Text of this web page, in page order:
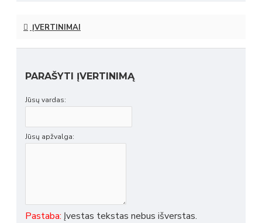
ĮVERTINIMAI
PARAŠYTI ĮVERTINIMĄ
Jūsų vardas:
Jūsų apžvalga:
Pastaba: Įvestas tekstas nebus išverstas.